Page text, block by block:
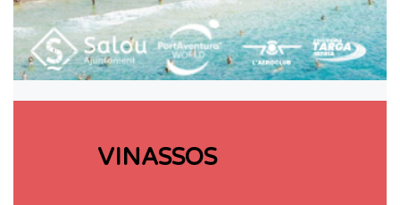
VINASSOS